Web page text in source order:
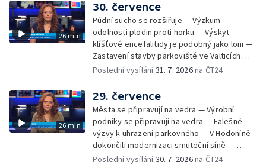
26 min
30. července
Půdní sucho se rozšiřuje — Výzkum
odolnosti plodin proti horku — Výskyt
klíšťové encefalitidy je podobný jako loni —
Zastavení stavby parkoviště ve Valticích —
Spor o lokalitu lesa v Rožnově pod
organismus — Kybernetický incident na
Masarykově univerzitě — Slavnostní
vyřazení absolventů Univerzity obran —
Letní kurzy umění pro mladé — Mobilní
kurníky pomáhají na poli
Poslední vysílání31. 7. 2026na ČT24
26 min
29. července
Města se připravují na vedra — Výrobní
podniky se připravují na vedra — Falešné
výzvy k uhrazení parkovného — V Hodoníně
dokončili modernizaci smuteční síně —
Chybějící toalety u dětských hřišť —
Poslední vysílání30. 7. 2026na ČT24